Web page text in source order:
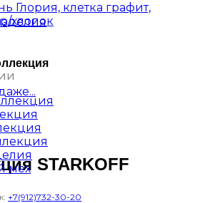
STARKOFF
+7(912)732-30-20
Глория, клетка графит,
хлопок
мех